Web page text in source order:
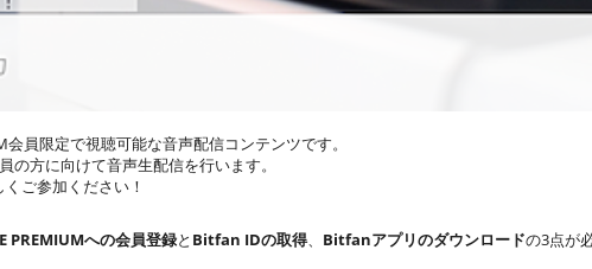
会員限定で視聴可能な音声配信コンテンツです。
の方に向けて音声生配信を行います。
ご参加ください！
PREMIUMへの会員登録と Bitfan IDの取得、 Bitfanアプリのダウンロードの3点が